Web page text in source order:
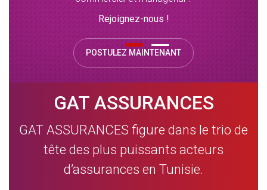
Rejoignez-nous !
POSTULEZ MAINTENANT
GAT ASSURANCES
GAT ASSURANCES figure dans le trio de
tête des plus puissants acteurs
d’assurances en Tunisie.